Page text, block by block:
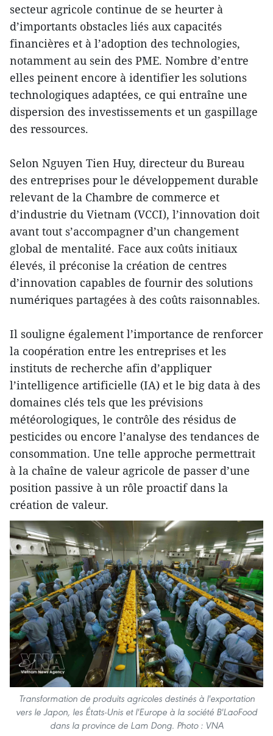
secteur agricole continue de se heurter à
d’importants obstacles liés aux capacités
financières et à l’adoption des technologies,
notamment au sein des PME. Nombre d’entre
elles peinent encore à identifier les solutions
technologiques adaptées, ce qui entraîne une
dispersion des investissements et un gaspillage
des ressources.
Selon Nguyen Tien Huy, directeur du Bureau
des entreprises pour le développement durable
relevant de la Chambre de commerce et
d’industrie du Vietnam (VCCI), l’innovation doit
avant tout s’accompagner d’un changement
global de mentalité. Face aux coûts initiaux
élevés, il préconise la création de centres
d’innovation capables de fournir des solutions
numériques partagées à des coûts raisonnables.
Il souligne également l’importance de renforcer
la coopération entre les entreprises et les
instituts de recherche afin d’appliquer
l’intelligence artificielle (IA) et le big data à des
domaines clés tels que les prévisions
météorologiques, le contrôle des résidus de
pesticides ou encore l’analyse des tendances de
consommation. Une telle approche permettrait
à la chaîne de valeur agricole de passer d’une
position passive à un rôle proactif dans la
création de valeur.
Transformation de produits agricoles destinés à l'exportation
vers le Japon, les États-Unis et l'Europe à la société B'LaoFood
dans la province de Lam Dong. Photo : VNA